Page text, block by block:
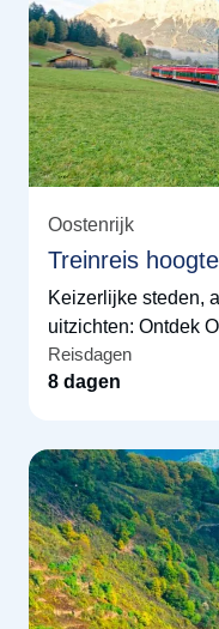
Oostenrijk
Treinreis
Keizerlijke steden,
uitzichten: Ontdek
Reisdagen
8 dagen